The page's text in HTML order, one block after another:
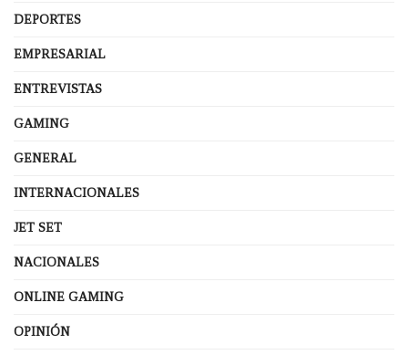
DEPORTES
EMPRESARIAL
ENTREVISTAS
GAMING
GENERAL
INTERNACIONALES
JET SET
NACIONALES
ONLINE GAMING
OPINIÓN